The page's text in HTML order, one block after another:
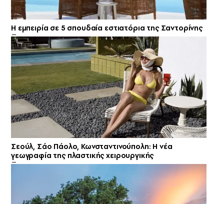
Η εμπειρία σε 5 σπουδαία εστιατόρια της Σαντορίνης
Σεούλ, Σάο Πάολο, Κωνσταντινούπολη: Η νέα
γεωγραφία της πλαστικής χειρουργικής